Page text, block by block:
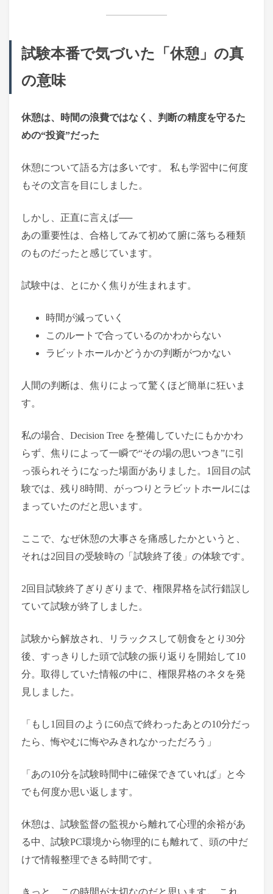
試験本番で気づいた「休憩」の真
の意味
休憩は、時間の浪費ではなく、判断の精度を守るた
めの“投資”だった
休憩について語る方は多いです。 私も学習中に何度
もその文言を目にしました。
しかし、正直に言えば──
あの重要性は、合格してみて初めて腑に落ちる種類
のものだったと感じています。
試験中は、とにかく焦りが生まれます。
時間が減っていく
このルートで合っているのかわからない
ラビットホールかどうかの判断がつかない
人間の判断は、焦りによって驚くほど簡単に狂いま
す。
私の場合、Decision Tree を整備していたにもかかわ
らず、焦りによって一瞬で“その場の思いつき”に引
っ張られそうになった場面がありました。1回目の試
験では、残り8時間、がっつりとラビットホールには
まっていたのだと思います。
ここで、なぜ休憩の大事さを痛感したかというと、
それは2回目の受験時の「試験終了後」の体験です。
2回目試験終了ぎりぎりまで、権限昇格を試行錯誤し
ていて試験が終了しました。
試験から解放され、リラックスして朝食をとり30分
後、すっきりした頭で試験の振り返りを開始して10
分。取得していた情報の中に、権限昇格のネタを発
見しました。
「もし1回目のように60点で終わったあとの10分だっ
たら、悔やむに悔やみきれなかっただろう」
「あの10分を試験時間中に確保できていれば」と今
でも何度か思い返します。
休憩は、試験監督の監視から離れて心理的余裕があ
る中、試験PC環境から物理的にも離れて、頭の中だ
けで情報整理できる時間です。
きっと、この時間が大切なのだと思います。 これ